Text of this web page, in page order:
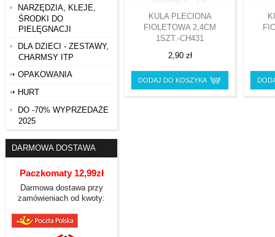
NARZĘDZIA, KLEJE,
ŚRODKI DO
PIELĘGNACJI
DLA DZIECI - ZESTAWY,
CHARMSY ITP
OPAKOWANIA
HURT
DO -70% WYPRZEDAŻE
2025
DARMOWA DOSTAWA
Paczkomaty 12,99zł
Darmowa dostawa przy
zamówieniach od kwoty:
KULA PLECIONA
FIOLETOWA 2,4CM
1SZT.-CH431
2,90 zł
DODAJ DO KOSZYKA